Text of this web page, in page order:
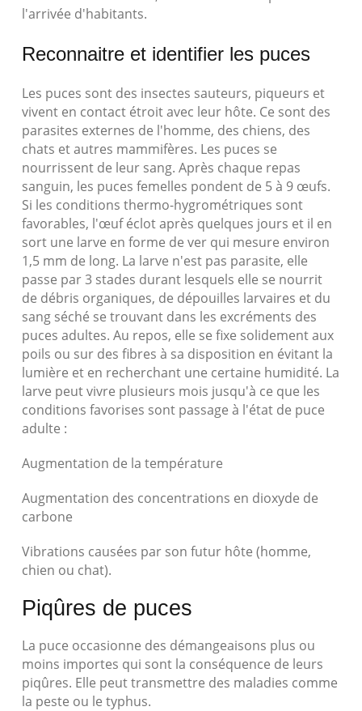
l'arrivée d'habitants.
Reconnaitre et identifier les puces
Les puces sont des insectes sauteurs, piqueurs et
vivent en contact étroit avec leur hôte. Ce sont des
parasites externes de l'homme, des chiens, des
chats et autres mammifères. Les puces se
nourrissent de leur sang. Après chaque repas
sanguin, les puces femelles pondent de 5 à 9 œufs.
Si les conditions thermo-hygrométriques sont
favorables, l'œuf éclot après quelques jours et il en
sort une larve en forme de ver qui mesure environ
1,5 mm de long. La larve n'est pas parasite, elle
passe par 3 stades durant lesquels elle se nourrit
de débris organiques, de dépouilles larvaires et du
sang séché se trouvant dans les excréments des
puces adultes. Au repos, elle se fixe solidement aux
poils ou sur des fibres à sa disposition en évitant la
lumière et en recherchant une certaine humidité. La
larve peut vivre plusieurs mois jusqu'à ce que les
conditions favorises sont passage à l'état de puce
adulte :
Augmentation de la température
Augmentation des concentrations en dioxyde de
carbone
Vibrations causées par son futur hôte (homme,
chien ou chat).
Piqûres de puces
La puce occasionne des démangeaisons plus ou
moins importes qui sont la conséquence de leurs
piqûres. Elle peut transmettre des maladies comme
la peste ou le typhus.